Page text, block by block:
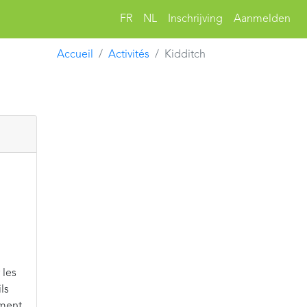
FR NL Inschrijving Aanmelden
Accueil Activités Kidditch